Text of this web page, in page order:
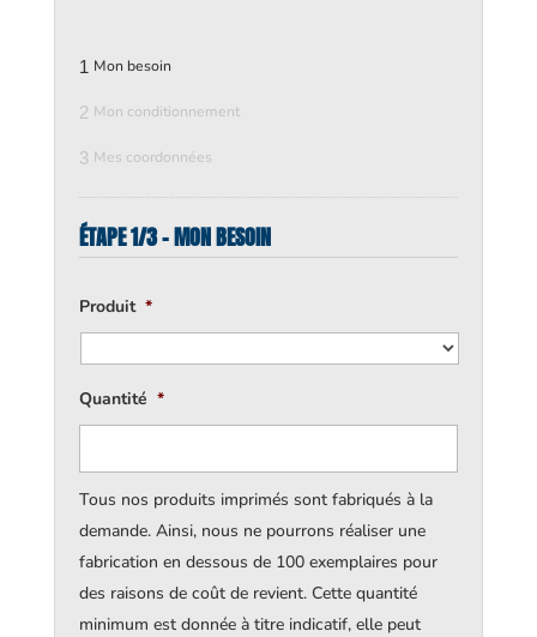
1 Mon besoin
2 Mon conditionnement
3 Mes coordonnées
ÉTAPE 1/3 - MON BESOIN
Produit *
Quantité *
Tous nos produits imprimés sont fabriqués à la
demande. Ainsi, nous ne pourrons réaliser une
fabrication en dessous de 100 exemplaires pour
des raisons de coût de revient. Cette quantité
minimum est donnée à titre indicatif, elle peut